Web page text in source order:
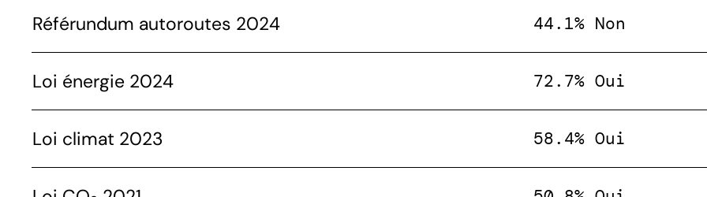
Référundum autoroutes 2024 44.1% Non
Loi énergie 2024 72.7% Oui
Loi climat 2023 58.4% Oui